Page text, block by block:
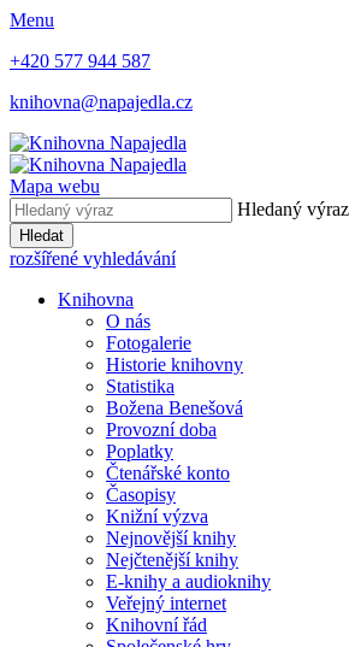
Menu
+420 577 944 587
knihovna@napajedla.cz
Mapa webu
Hledaný výraz
Hledat
rozšířené vyhledávání
Knihovna
O nás
Fotogalerie
Historie knihovny
Statistika
Božena Benešová
Provozní doba
Poplatky
Čtenářské konto
Časopisy
Knižní výzva
Nejnovější knihy
Nejčtenější knihy
E-knihy a audioknihy
Veřejný internet
Knihovní řád